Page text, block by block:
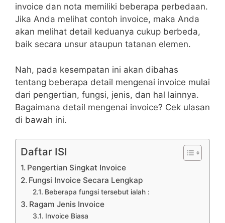
invoice dan nota memiliki beberapa perbedaan.
Jika Anda melihat contoh invoice, maka Anda
akan melihat detail keduanya cukup berbeda,
baik secara unsur ataupun tatanan elemen.
Nah, pada kesempatan ini akan dibahas
tentang beberapa detail mengenai invoice mulai
dari pengertian, fungsi, jenis, dan hal lainnya.
Bagaimana detail mengenai invoice? Cek ulasan
di bawah ini.
Daftar ISI
Pengertian Singkat Invoice
Fungsi Invoice Secara Lengkap
Beberapa fungsi tersebut ialah :
Ragam Jenis Invoice
Invoice Biasa